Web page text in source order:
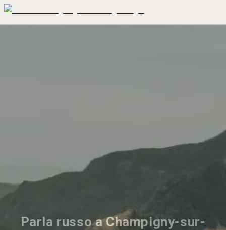
Parla russo a Champigny-sur-